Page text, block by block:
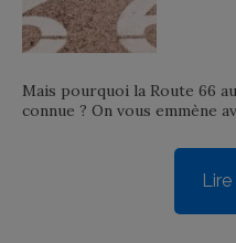
Mais pourquoi la Route 66
connue ? On vous emmène